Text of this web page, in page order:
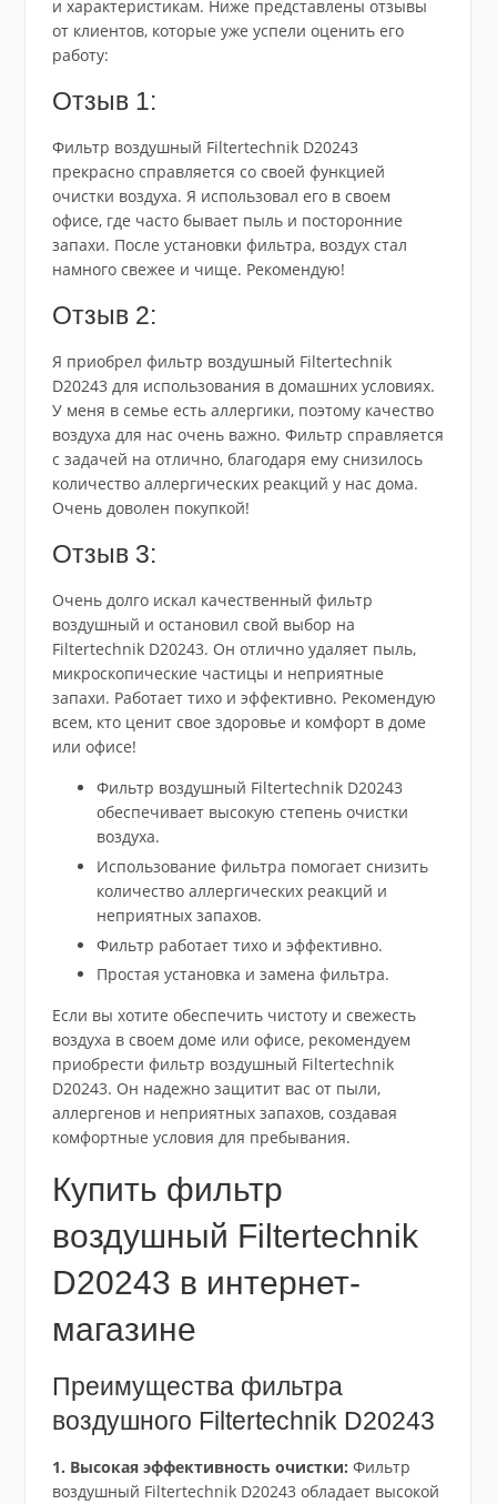
и характеристикам. Ниже представлены отзывы
от клиентов, которые уже успели оценить его
работу:
Отзыв 1:
Фильтр воздушный Filtertechnik D20243
прекрасно справляется со своей функцией
очистки воздуха. Я использовал его в своем
офисе, где часто бывает пыль и посторонние
запахи. После установки фильтра, воздух стал
намного свежее и чище. Рекомендую!
Отзыв 2:
Я приобрел фильтр воздушный Filtertechnik
D20243 для использования в домашних условиях.
У меня в семье есть аллергики, поэтому качество
воздуха для нас очень важно. Фильтр справляется
с задачей на отлично, благодаря ему снизилось
количество аллергических реакций у нас дома.
Очень доволен покупкой!
Отзыв 3:
Очень долго искал качественный фильтр
воздушный и остановил свой выбор на
Filtertechnik D20243. Он отлично удаляет пыль,
микроскопические частицы и неприятные
запахи. Работает тихо и эффективно. Рекомендую
всем, кто ценит свое здоровье и комфорт в доме
или офисе!
Фильтр воздушный Filtertechnik D20243
обеспечивает высокую степень очистки
воздуха.
Использование фильтра помогает снизить
количество аллергических реакций и
неприятных запахов.
Фильтр работает тихо и эффективно.
Простая установка и замена фильтра.
Если вы хотите обеспечить чистоту и свежесть
воздуха в своем доме или офисе, рекомендуем
приобрести фильтр воздушный Filtertechnik
D20243. Он надежно защитит вас от пыли,
аллергенов и неприятных запахов, создавая
комфортные условия для пребывания.
Купить фильтр
воздушный Filtertechnik
D20243 в интернет-
магазине
Преимущества фильтра
воздушного Filtertechnik D20243
1. Высокая эффективность очистки: Фильтр
воздушный Filtertechnik D20243 обладает высокой